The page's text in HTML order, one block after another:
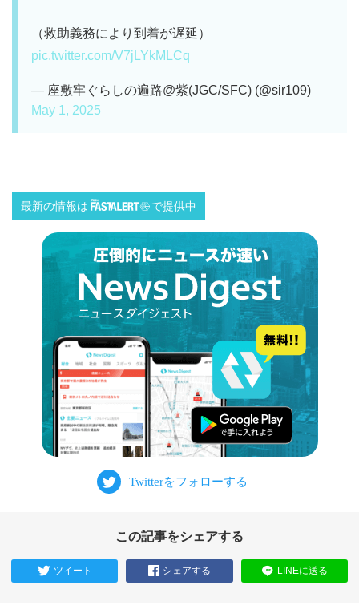
（救助義務により到着が遅延）
pic.twitter.com/V7jLYkMLCq
— 座敷牢ぐらしの遍路@紫(JGC/SFC) (@sir109)
May 1, 2025
最新の情報は で提供中
この記事をシェアする
ツイート シェアする LINEに送る